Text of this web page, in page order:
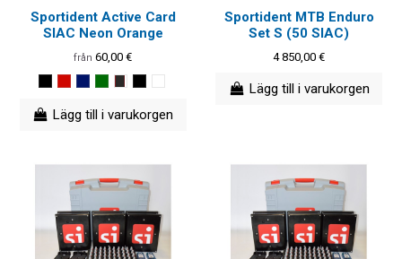
Sportident Active Card
SIAC Neon Orange
från60,00 €
Lägg till i varukorgen
Sportident MTB Enduro
Set S (50 SIAC)
4 850,00 €
Lägg till i varukorgen